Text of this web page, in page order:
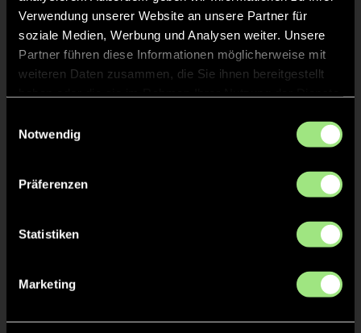
Verwendung unserer Website an unsere Partner für
soziale Medien, Werbung und Analysen weiter. Unsere
Partner führen diese Informationen möglicherweise mit
weiteren Daten zusammen, die Sie ihnen bereitgestellt
Notwendig
Präferenzen
Statistiken
Marketing
Sofie
Enie
Sofia